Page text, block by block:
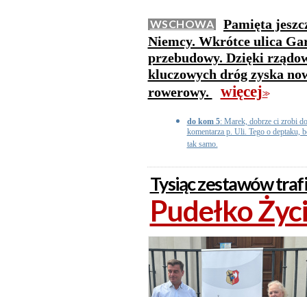
WSCHOWA
Pamięta
Niemcy. Wkrótce ulica
przebudowy. Dzięki
kluczowych dróg zyska
rowerowy.
więcej>>
do kom 5: Marek, dobrze ci zrobi
komentarza p. Uli. Tego o deptaku,
tak samo.
Tysiąc zestawów
Pudełko